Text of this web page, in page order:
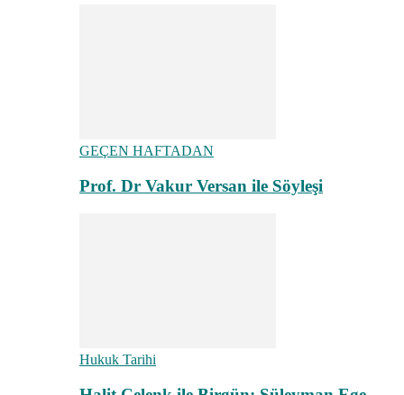
GEÇEN HAFTADAN
Prof. Dr Vakur Versan ile Söyleşi
Hukuk Tarihi